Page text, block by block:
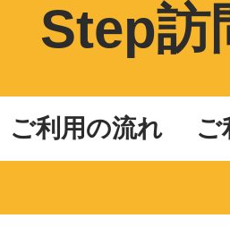
Step訪
ご利用の流れ ご